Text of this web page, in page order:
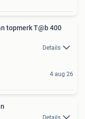
topmerk T@b 400
Details
4 aug 26
Details